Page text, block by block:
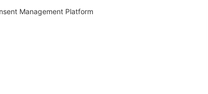
Management Platform